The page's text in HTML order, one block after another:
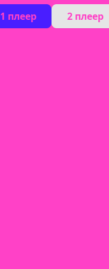
1 плеер 2 плеер